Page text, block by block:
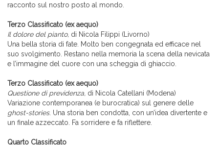
racconto sul nostro posto al mondo.
Terzo Classificato (ex aequo)
Il dolore del pianto, di Nicola Filippi (Livorno)
Una bella storia di fate. Molto ben congegnata ed efficace nel
suo svolgimento. Restano nella memoria la scena della nevicata
e l’immagine del cuore con una scheggia di ghiaccio.
Terzo Classificato (ex aequo)
Questione di previdenza, di Nicola Catellani (Modena)
Variazione contemporanea (e burocratica) sul genere delle
ghost-stories. Una storia ben condotta, con un’idea divertente e
un finale azzeccato. Fa sorridere e fa riflettere.
Quarto Classificato